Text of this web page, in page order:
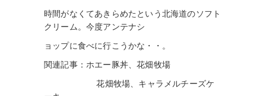
時間がなくてあきらめたという北海道のソフト
クリーム。今度アンテナシ
ョップに食べに行こうかな・・。
関連記事：ホエー豚丼、花畑牧場
花畑牧場、キャラメルチーズケ